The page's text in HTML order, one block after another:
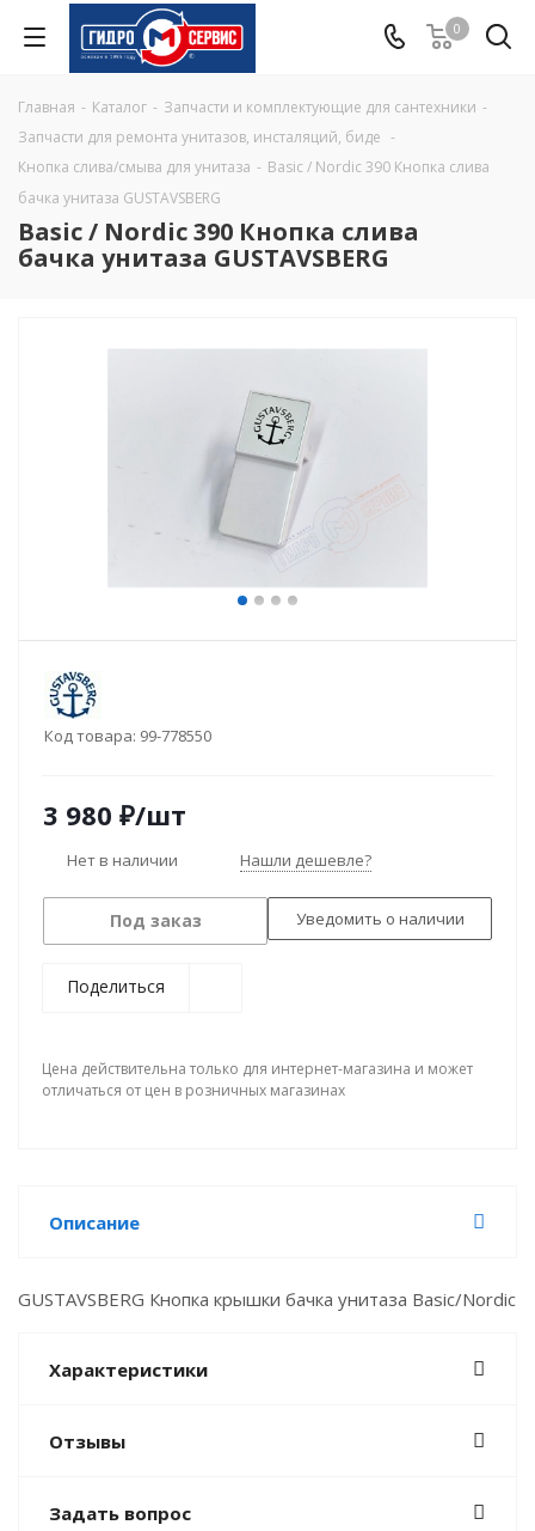
0
Главная - Каталог - Запчасти и комплектующие для сантехники -
Запчасти для ремонта унитазов, инсталяций, биде -
Кнопка слива/смыва для унитаза - Basic / Nordic 390 Кнопка слива
бачка унитаза GUSTAVSBERG
Basic / Nordic 390 Кнопка слива
бачка унитаза GUSTAVSBERG
Код товара: 99-778550
3 980 ₽/шт
Нет в наличии Нашли дешевле?
Под заказ Уведомить о наличии
Поделиться
Цена действительна только для интернет-магазина и может
отличаться от цен в розничных магазинах
Описание
GUSTAVSBERG Кнопка крышки бачка унитаза Basic/Nordic
Характеристики
Отзывы
Задать вопрос